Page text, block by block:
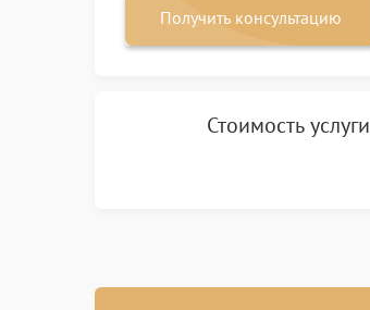
Получить консультацию
Стоимость услуги